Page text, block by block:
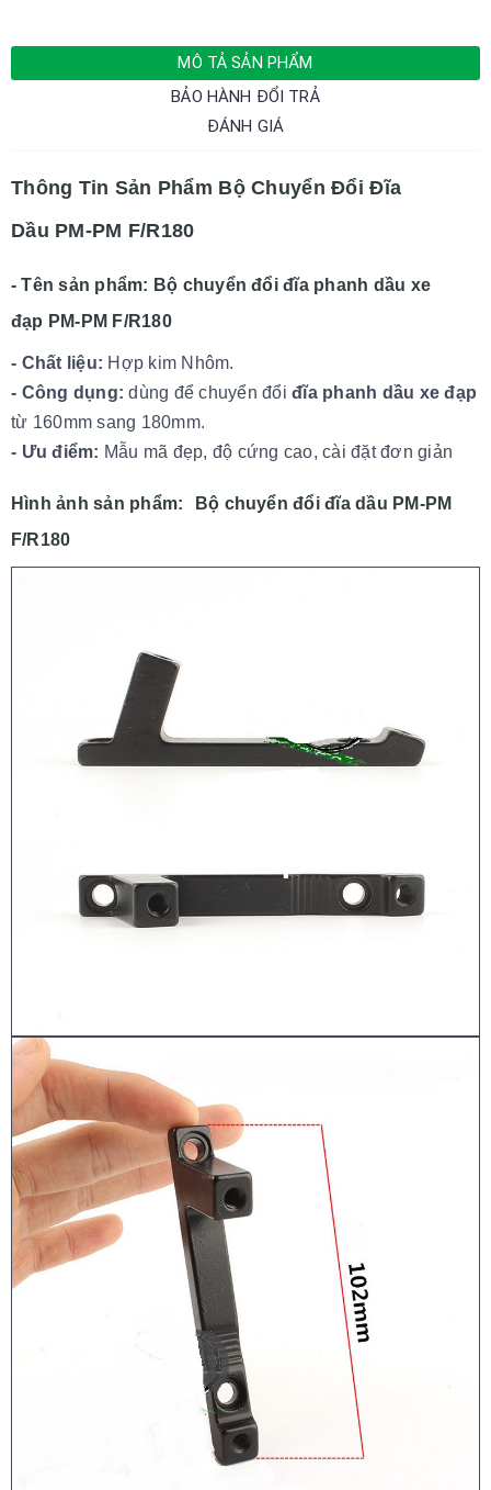
MÔ TẢ SẢN PHẨM
BẢO HÀNH ĐỔI TRẢ
ĐÁNH GIÁ
Thông Tin Sản Phẩm Bộ Chuyển Đổi Đĩa
Dầu PM-PM F/R180
- Tên sản phẩm: Bộ chuyển đổi đĩa phanh dầu xe
đạp PM-PM F/R180
- Chất liệu: Hợp kim Nhôm.
- Công dụng: dùng để chuyển đổi đĩa phanh dầu xe đạp
từ 160mm sang 180mm.
- Ưu điểm: Mẫu mã đẹp, độ cứng cao, cài đặt đơn giản
Hình ảnh sản phẩm:
Bộ chuyển đổi đĩa dầu PM-PM
F/R180